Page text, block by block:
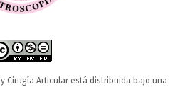
Cirugía Articular está distribuida bajo una